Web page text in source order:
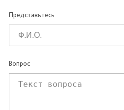
Представьтесь
Вопрос